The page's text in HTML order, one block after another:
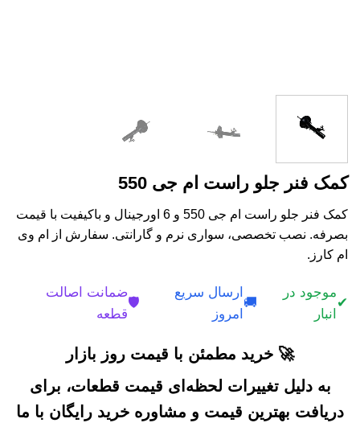
کمک فنر جلو راست ام جی 550
کمک فنر جلو راست ام جی 550 و 6 اورجینال و باکیفیت با قیمت
بصرفه. نصب تخصصی، سواری نرم و گارانتی. سفارش از ام وی
ام کارز.
✔
موجود در
انبار
🚚
ارسال سریع
امروز
🛡️
ضمانت اصالت
قطعه
🚀 خرید مطمئن با قیمت روز بازار
به دلیل تغییرات لحظه‌ای قیمت قطعات، برای
دریافت بهترین قیمت و مشاوره خرید رایگان با ما